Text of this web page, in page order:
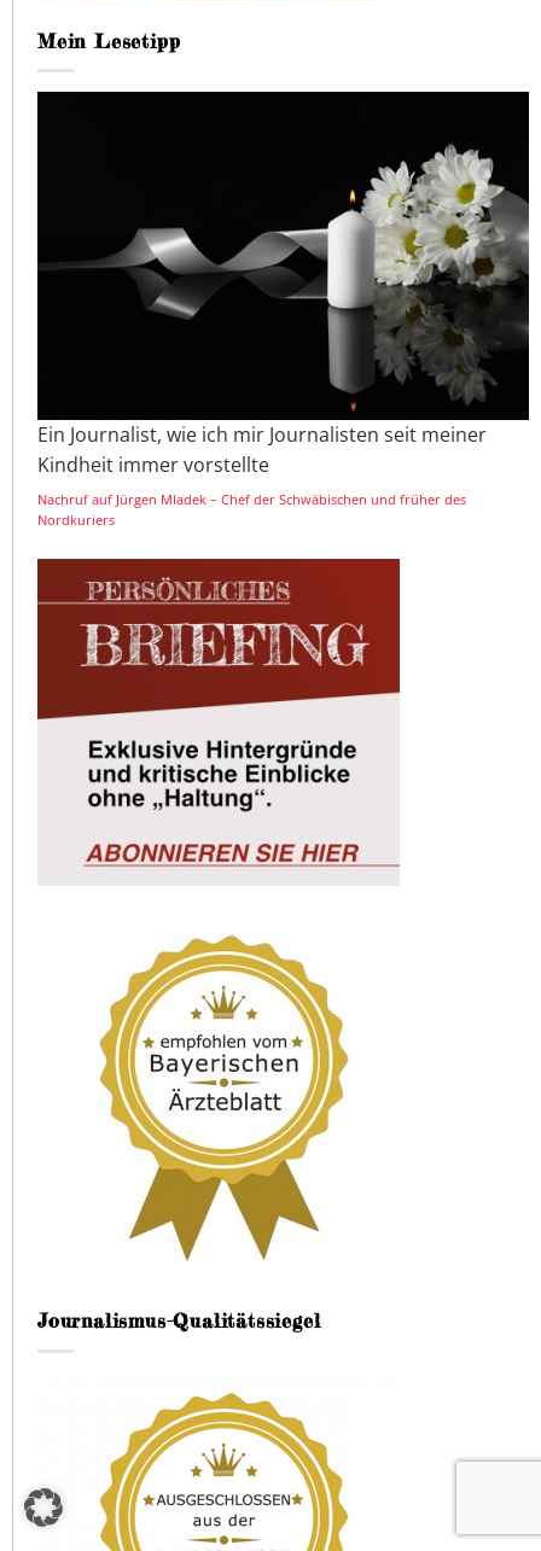
Mein Lesetipp
Ein Journalist, wie ich mir Journalisten seit meiner
Kindheit immer vorstellte
Nachruf auf Jürgen Mladek – Chef der Schwäbischen und früher des
Nordkuriers
Journalismus-Qualitätssiegel